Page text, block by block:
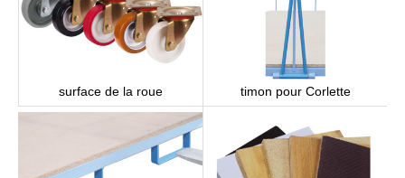
surface de la roue timon pour Corlette